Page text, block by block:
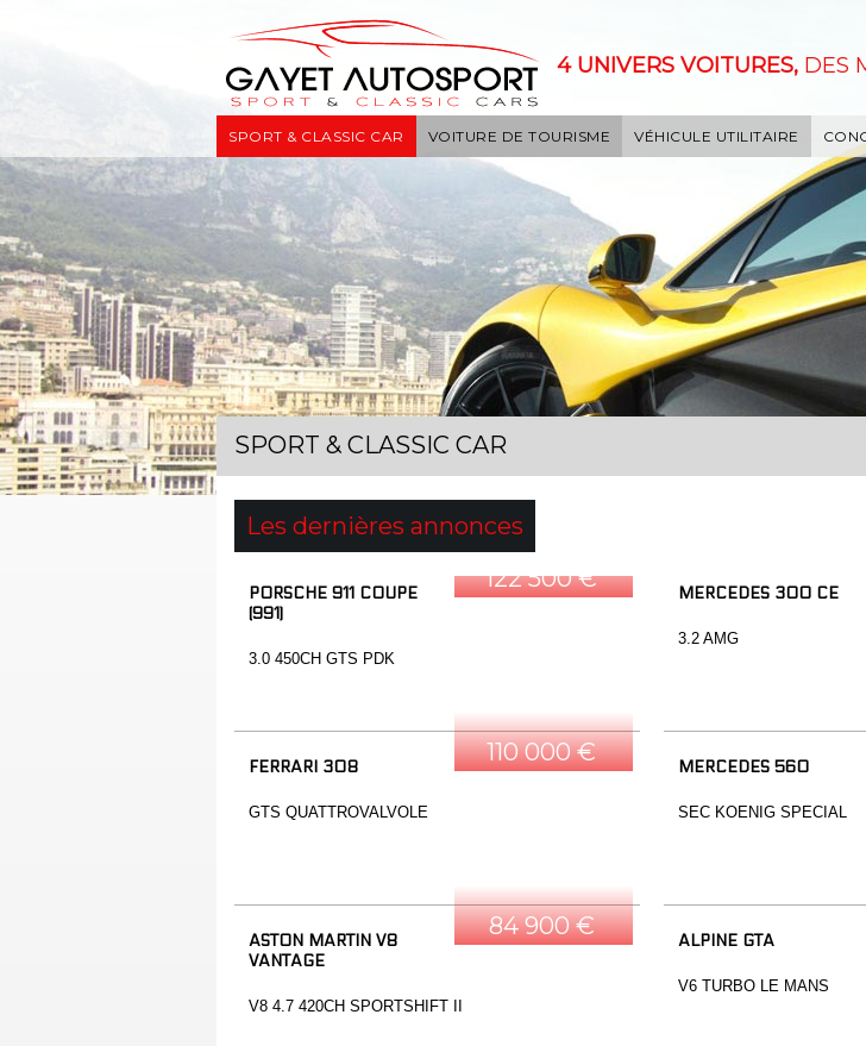
4 UNIVERS VOITURES, DES
SPORT & CLASSIC CAR VOITURE DE TOURISME VÉHICULE UTILITAIRE
SPORT & CLASSIC CAR
Les dernières annonces
122 500 €
PORSCHE 911 COUPE
(991)
3.0 450CH GTS PDK
MERCEDES 300 CE
3.2 AMG
110 000 €
FERRARI 308
GTS QUATTROVALVOLE
MERCEDES 560
SEC KOENIG SPECIAL
84 900 €
ASTON MARTIN V8
VANTAGE
V8 4.7 420CH SPORTSHIFT II
ALPINE GTA
V6 TURBO LE MANS